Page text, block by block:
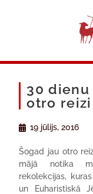
30
otro
19 jūlijs, 2016
Šogad jau otro
mājā notika
rekolekcijas,
un Euharistiskā